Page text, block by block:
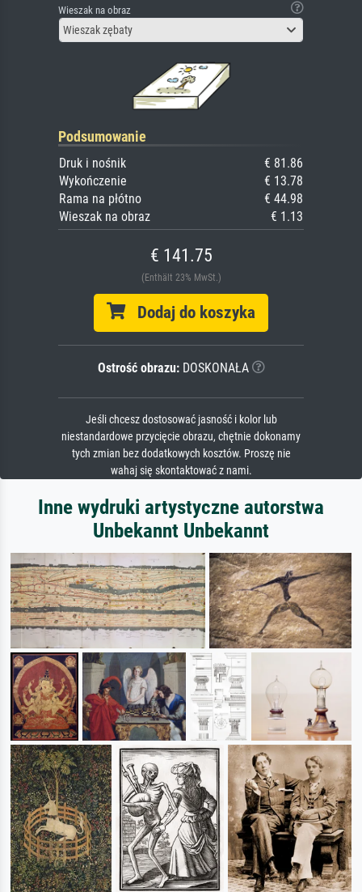
Wieszak na obraz
Wieszak zębaty
Podsumowanie
Druk i nośnik
€ 81.86
Wykończenie
€ 13.78
Rama na płótno
€ 44.98
Wieszak na obraz
€ 1.13
€ 141.75
(Enthält 23% MwSt.)
Dodaj do koszyka
Ostrość obrazu:DOSKONAŁA
Jeśli chcesz dostosować jasność i kolor lub
niestandardowe przycięcie obrazu, chętnie dokonamy
tych zmian bez dodatkowych kosztów. Proszę nie
wahaj się skontaktować z nami.
Inne wydruki artystyczne autorstwa
Unbekannt Unbekannt